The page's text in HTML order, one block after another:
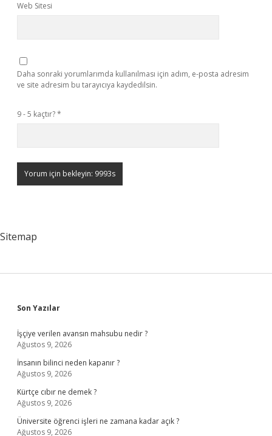
Web Sitesi
Daha sonraki yorumlarımda kullanılması için adım, e-posta adresim
ve site adresim bu tarayıcıya kaydedilsin.
9 - 5 kaçtır?*
Sitemap
Sidebar
Son Yazılar
İşçiye verilen avansın mahsubu nedir ?
Ağustos 9, 2026
İnsanın bilinci neden kapanır ?
Ağustos 9, 2026
Kürtçe cıbır ne demek ?
Ağustos 9, 2026
Üniversite öğrenci işleri ne zamana kadar açık ?
Ağustos 9, 2026